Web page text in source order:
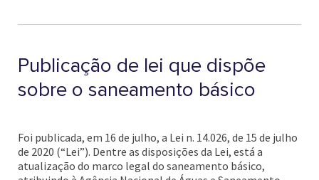
Publicação de lei que dispõe
sobre o saneamento básico
Foi publicada, em 16 de julho, a Lei n. 14.026, de 15 de julho
de 2020 (“Lei”). Dentre as disposições da Lei, está a
atualização do marco legal do saneamento básico,